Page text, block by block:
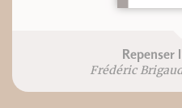
Repenser
Frédéric